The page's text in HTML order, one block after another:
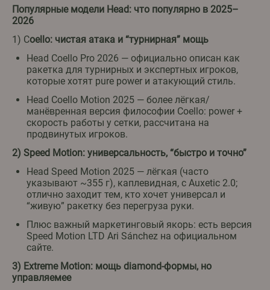
Популярные модели Head: что популярно в 2025–
2026
1) Coello: чистая атака и “турнирная” мощь
Head Coello Pro 2026 — официально описан как
ракетка для турнирных и экспертных игроков,
которые хотят pure power и атакующий стиль.
Head Coello Motion 2025 — более лёгкая/
манёвренная версия философии Coello: power +
скорость работы у сетки, рассчитана на
продвинутых игроков.
2) Speed Motion: универсальность, “быстро и точно”
Head Speed Motion 2025 — лёгкая (часто
указывают ~355 г), каплевидная, с Auxetic 2.0;
отлично заходит тем, кто хочет универсал и
“живую” ракетку без перегруза руки.
Плюс важный маркетинговый якорь: есть версия
Speed Motion LTD Ari Sánchez на официальном
сайте.
3) Extreme Motion: мощь diamond-формы, но
управляемее